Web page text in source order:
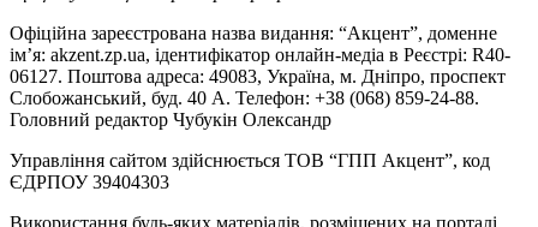
Офіційна зареєстрована назва видання: “Акцент”, доменне
ім’я: akzent.zp.ua, ідентифікатор онлайн-медіа в Реєстрі: R40-
06127. Поштова адреса: 49083, Україна, м. Дніпро, проспект
Слобожанський, буд. 40 А. Телефон: +38 (068) 859-24-88.
Головний редактор Чубукін Олександр
Управління сайтом здійснюється ТОВ “ГПП Акцент”, код
ЄДРПОУ 39404303